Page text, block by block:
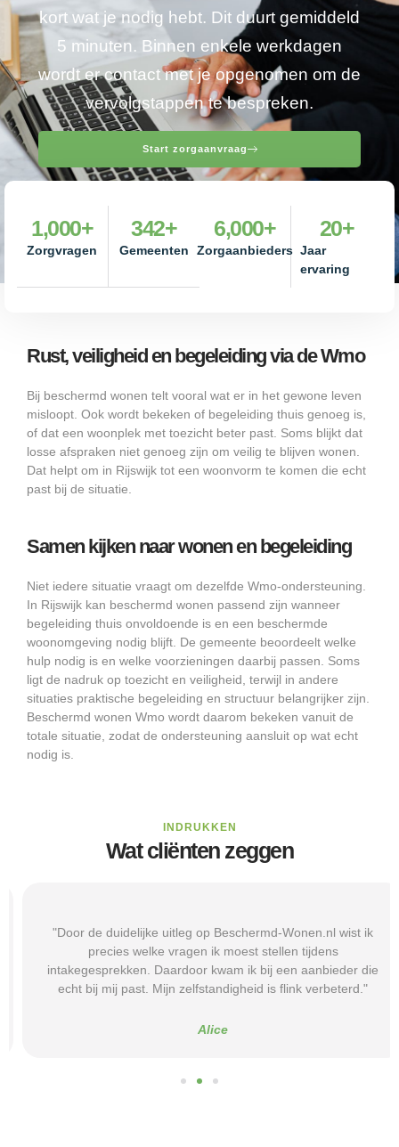
kort wat je nodig hebt. Dit duurt gemiddeld
5 minuten. Binnen enkele werkdagen
wordt er contact met je opgenomen om de
vervolgstappen te bespreken.
Start zorgaanvraag
Zorgvragen
1,000+
Gemeenten
342+
Zorgaanbieders
6,000+
Jaar
ervaring
20+
Rust, veiligheid en begeleiding via de Wmo
Bij beschermd wonen telt vooral wat er in het gewone leven
misloopt. Ook wordt bekeken of begeleiding thuis genoeg is,
of dat een woonplek met toezicht beter past. Soms blijkt dat
losse afspraken niet genoeg zijn om veilig te blijven wonen.
Dat helpt om in Rijswijk tot een woonvorm te komen die echt
past bij de situatie.
Samen kijken naar wonen en begeleiding
Niet iedere situatie vraagt om dezelfde Wmo-ondersteuning.
In Rijswijk kan beschermd wonen passend zijn wanneer
begeleiding thuis onvoldoende is en een beschermde
woonomgeving nodig blijft. De gemeente beoordeelt welke
hulp nodig is en welke voorzieningen daarbij passen. Soms
ligt de nadruk op toezicht en veiligheid, terwijl in andere
situaties praktische begeleiding en structuur belangrijker zijn.
Beschermd wonen Wmo wordt daarom bekeken vanuit de
totale situatie, zodat de ondersteuning aansluit op wat echt
nodig is.
INDRUKKEN
Wat cliënten zeggen
"Door de duidelijke uitleg op Beschermd-Wonen.nl wist ik
precies welke vragen ik moest stellen tijdens
intakegesprekken. Daardoor kwam ik bij een aanbieder die
echt bij mij past. Mijn zelfstandigheid is flink verbeterd."
Alice